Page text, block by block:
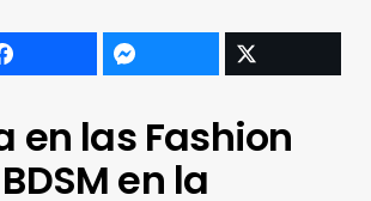
en las Fashion
en la